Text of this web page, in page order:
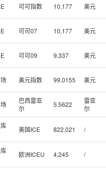
可可指数 10,177 美元
可可07 10,177 美元
可可09 9,337 美元
美元指数 99.0155 美元
巴西雷亚
尔
5.5622
雷亚
尔
美国ICE 822,021 /
欧洲ICEU 4,245 /